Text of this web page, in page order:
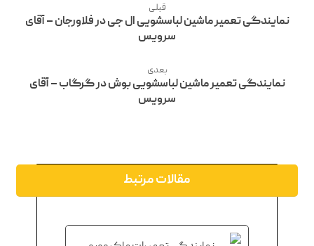
قبلی
نمایندگی تعمیر ماشین لباسشویی ال جی در فلاورجان – آقای
سرویس
بعدی
نمایندگی تعمیر ماشین لباسشویی بوش در گرگاب – آقای
سرویس
مقالات مرتبط